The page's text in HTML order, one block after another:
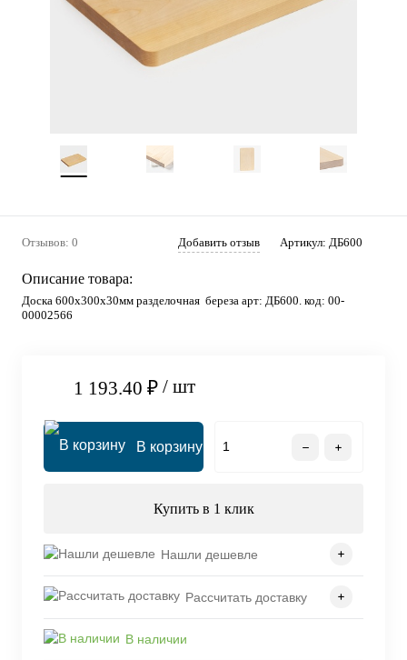
Отзывов: 0 Добавить отзыв Артикул: ДБ600
Описание товара:
Доска 600х300х30мм разделочная береза арт: ДБ600. код: 00-
00002566
1 193.40 ₽ / шт
В корзину
Купить в 1 клик
Нашли дешевле
Рассчитать доставку
В наличии